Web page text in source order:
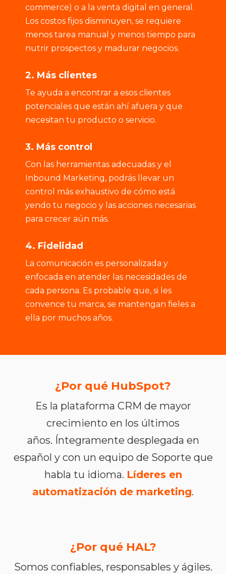
commerce) o a la venta digital en general.
Los costos fijos disminuyen, se requiere
menos tarea manual y menos tiempo para
nutrir prospectos y madurar negocios.
2. Más clientes
Te ayuda a encontrar a esos clientes
potenciales que están ahí afuera y que
necesitan tu producto o servicio.
3. Más control
Con las herramientas adecuadas y el
Inbound Marketing, podrás llevar un
control más exhaustivo de cómo está
yendo tu negocio y las acciones necesarias
para crecer aún más.
4. Fidelidad
La comunicación es personalizada y
enfocada en atender las necesidades de
cada persona. Es probable que, si les
convence tu marca, se mantengan fieles a
ella por muchos años.
¿Por qué HubSpot?
Es la plataforma CRM de mayor
crecimiento en los últimos
años. Íntegramente desplegada en
español y con un equipo de Soporte que
habla tu idioma. Líderes en
automatización de marketing.
¿Por qué HAL?
Somos confiables, responsables y ágiles.